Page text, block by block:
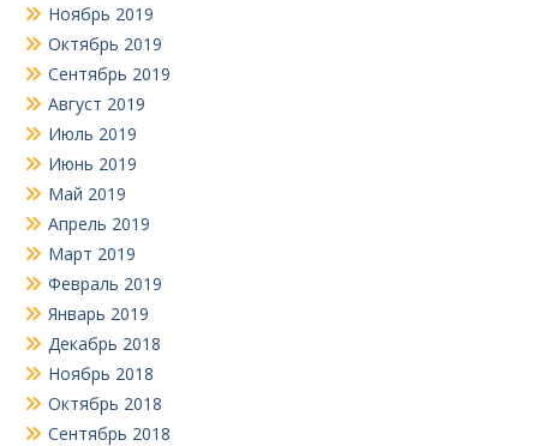
Ноябрь 2019
Октябрь 2019
Сентябрь 2019
Август 2019
Июль 2019
Июнь 2019
Май 2019
Апрель 2019
Март 2019
Февраль 2019
Январь 2019
Декабрь 2018
Ноябрь 2018
Октябрь 2018
Сентябрь 2018